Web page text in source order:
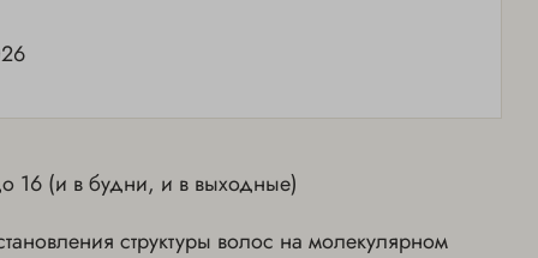
16 (и в будни, и в выходные)
структуры волос на молекулярном